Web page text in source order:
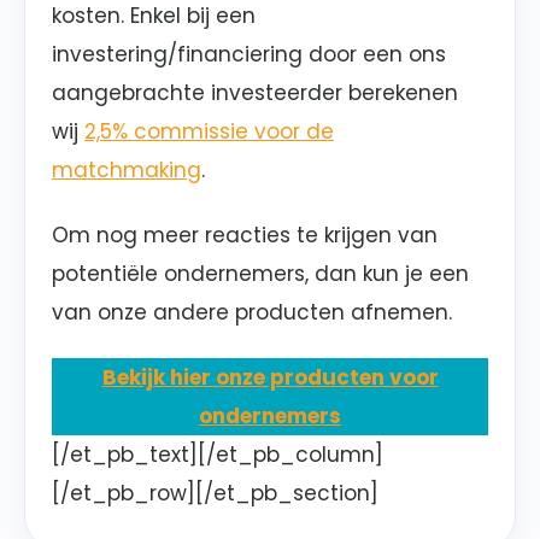
kosten. Enkel bij een
investering/financiering door een ons
aangebrachte investeerder berekenen
wij 2,5% commissie voor de
matchmaking.
Om nog meer reacties te krijgen van
potentiële ondernemers, dan kun je een
van onze andere producten afnemen.
Bekijk hier onze producten voor
ondernemers
[/et_pb_text][/et_pb_column]
[/et_pb_row][/et_pb_section]